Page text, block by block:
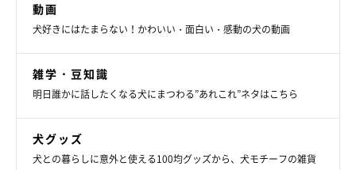
動画
犬好きにはたまらない！かわいい・面白い・感動の犬の動画
雑学・豆知識
明日誰かに話したくなる犬にまつわる”あれこれ”ネタはこちら
犬グッズ
犬との暮らしに意外と使える100均グッズから、犬モチーフの雑貨